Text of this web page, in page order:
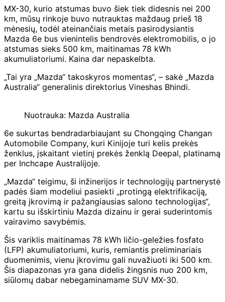
MX-30, kurio atstumas buvo šiek tiek didesnis nei 200
km, mūsų rinkoje buvo nutrauktas maždaug prieš 18
mėnesių, todėl ateinančiais metais pasirodysiantis
Mazda 6e bus vienintelis bendrovės elektromobilis, o jo
atstumas sieks 500 km, maitinamas 78 kWh
akumuliatoriumi. Kaina dar nepaskelbta.
„Tai yra „Mazda“ takoskyros momentas“, – sakė „Mazda
Australia“ generalinis direktorius Vineshas Bhindi.
Nuotrauka: Mazda Australia
6e sukurtas bendradarbiaujant su Chongqing Changan
Automobile Company, kuri Kinijoje turi kelis prekės
ženklus, įskaitant vietinį prekės ženklą Deepal, platinamą
per Inchcape Australijoje.
„Mazda“ teigimu, ši inžinerijos ir technologijų partnerystė
padės šiam modeliui pasiekti „protingą elektrifikaciją,
greitą įkrovimą ir pažangiausias salono technologijas“,
kartu su išskirtiniu Mazda dizainu ir gerai suderintomis
vairavimo savybėmis.
Šis variklis maitinamas 78 kWh ličio-geležies fosfato
(LFP) akumuliatoriumi, kuris, remiantis preliminariais
duomenimis, vienu įkrovimu gali nuvažiuoti iki 500 km.
Šis diapazonas yra gana didelis žingsnis nuo 200 km,
siūlomų dabar nebegaminamame SUV MX-30.